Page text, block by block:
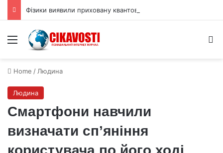
Menu
Home / Людина
Людина
Смартфони навчили
визначати сп’яніння